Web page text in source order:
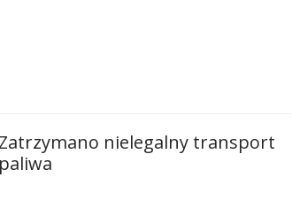
Zatrzymano nielegalny transport
paliwa